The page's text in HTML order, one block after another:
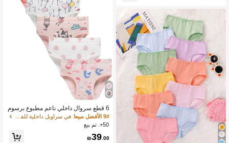
6 قطع سروال داخلي ناعم مطبوع برسوم
كرتونية للفتيات الصغيرات
9# الأفضل مبيعا
50+. تم بيع
₪39.00